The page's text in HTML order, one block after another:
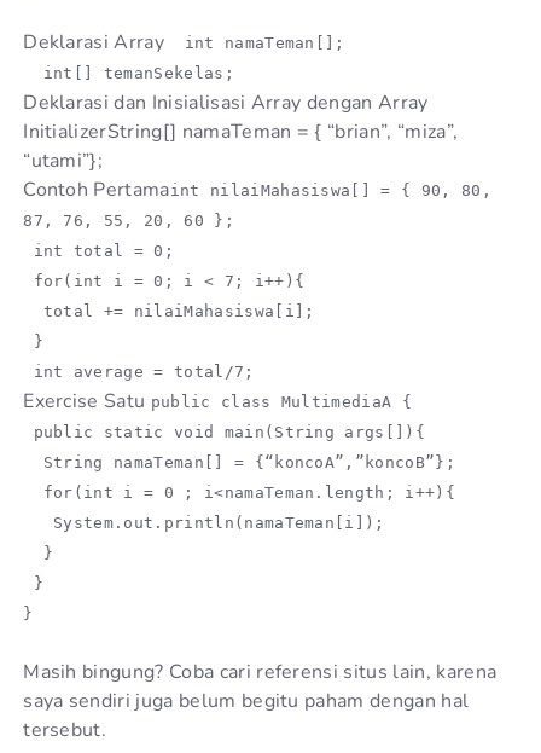
Deklarasi Array
int namaTeman[];
int[] temanSekelas;
Deklarasi dan Inisialisasi Array dengan Array
InitializerString[] namaTeman = { “brian”, “miza”,
“utami”};
Contoh Pertamaint nilaiMahasiswa[] = { 90, 80,
87, 76, 55, 20, 60 };
int total = 0;
for(int i = 0; i < 7; i++){
total += nilaiMahasiswa[i];
}
int average = total/7;
Exercise Satu public class MultimediaA {
public static void main(String args[]){
String namaTeman[] = {“koncoA”,”koncoB”};
for(int i = 0 ; i<namaTeman.length; i++){
System.out.println(namaTeman[i]);
}
}
}
Masih bingung? Coba cari referensi situs lain, karena
saya sendiri juga belum begitu paham dengan hal
tersebut.